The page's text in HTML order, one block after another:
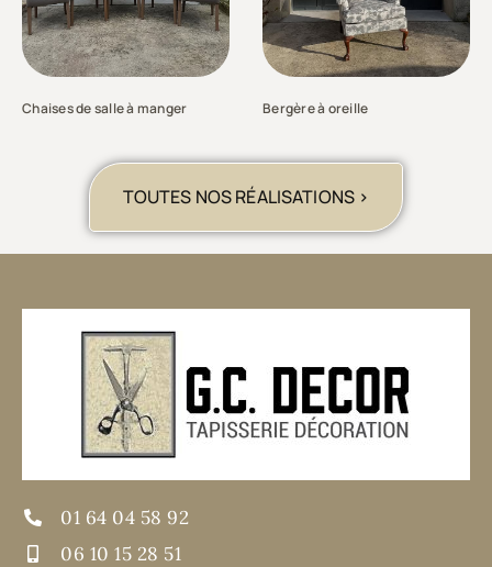
Chaises de salle à manger Bergère à oreille
TOUTES NOS RÉALISATIONS >
01 64 04 58 92
06 10 15 28 51